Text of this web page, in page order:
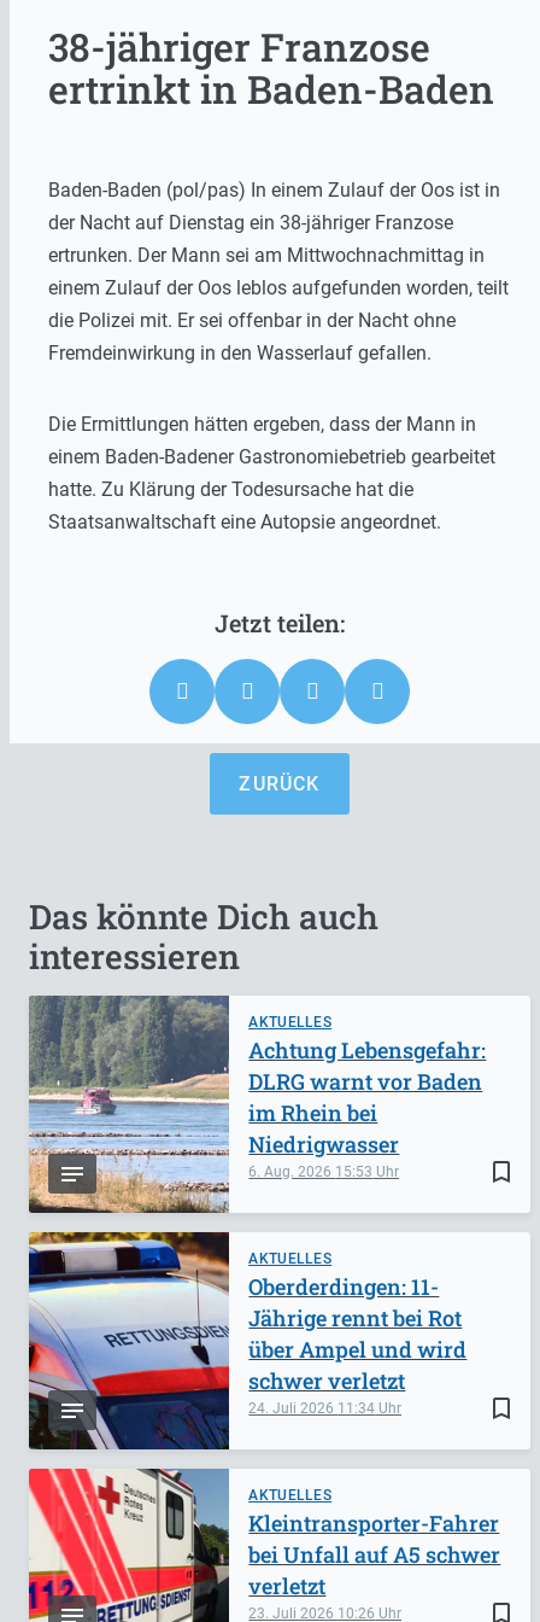
38-jähriger Franzose
ertrinkt in Baden-Baden
Baden-Baden (pol/pas) In einem Zulauf der Oos ist in
der Nacht auf Dienstag ein 38-jähriger Franzose
ertrunken. Der Mann sei am Mittwochnachmittag in
einem Zulauf der Oos leblos aufgefunden worden, teilt
die Polizei mit. Er sei offenbar in der Nacht ohne
Fremdeinwirkung in den Wasserlauf gefallen.
Die Ermittlungen hätten ergeben, dass der Mann in
einem Baden-Badener Gastronomiebetrieb gearbeitet
hatte. Zu Klärung der Todesursache hat die
Staatsanwaltschaft eine Autopsie angeordnet.
ZURÜCK
Das könnte Dich auch
interessieren
AKTUELLES
bookmark_border
6. Aug. 2026 15:53
Achtung Lebensgefahr:
DLRG warnt vor Baden
im Rhein bei
Niedrigwasser
AKTUELLES
bookmark_border
24. Juli 2026 11:34
Oberderdingen: 11-
Jährige rennt bei Rot
über Ampel und wird
schwer verletzt
AKTUELLES
bookmark_border
23. Juli 2026 10:26
Kleintransporter-Fahrer
bei Unfall auf A5 schwer
verletzt